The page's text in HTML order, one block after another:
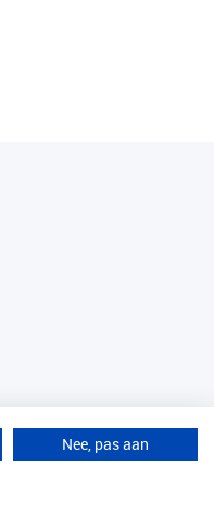
Nee, pas aan